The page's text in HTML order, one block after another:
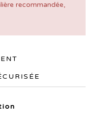
recommandée,